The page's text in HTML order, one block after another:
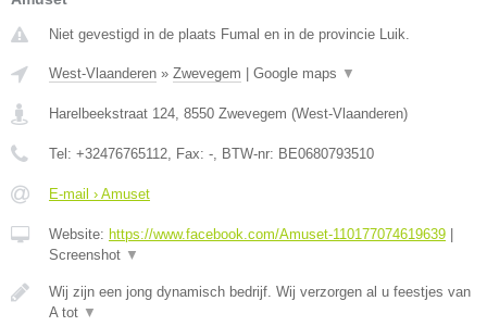
Niet gevestigd in de plaats Fumal en in de provincie Luik.
West-Vlaanderen » Zwevegem Google maps ▼
Harelbeekstraat 124, 8550 Zwevegem (West-Vlaanderen)
Tel: +32476765112, Fax: -, BTW-nr: BE0680793510
E-mail › Amuset
Website: https://www.facebook.com/Amuset-110177074619639
Screenshot ▼
Wij zijn een jong dynamisch bedrijf. Wij verzorgen al u feestjes van
A tot ▼